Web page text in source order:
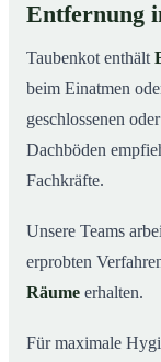
Entfernung
Taubenkot enthält
beim Einatmen
geschlossenen
Dachböden
Fachkräfte.
Unsere Teams
erprobten
Räume erhalten.
Für maximale